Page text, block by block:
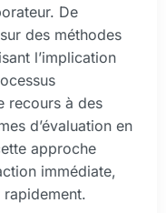
De
des méthodes
l’implication
recours à des
d’évaluation en
approche
immédiate,